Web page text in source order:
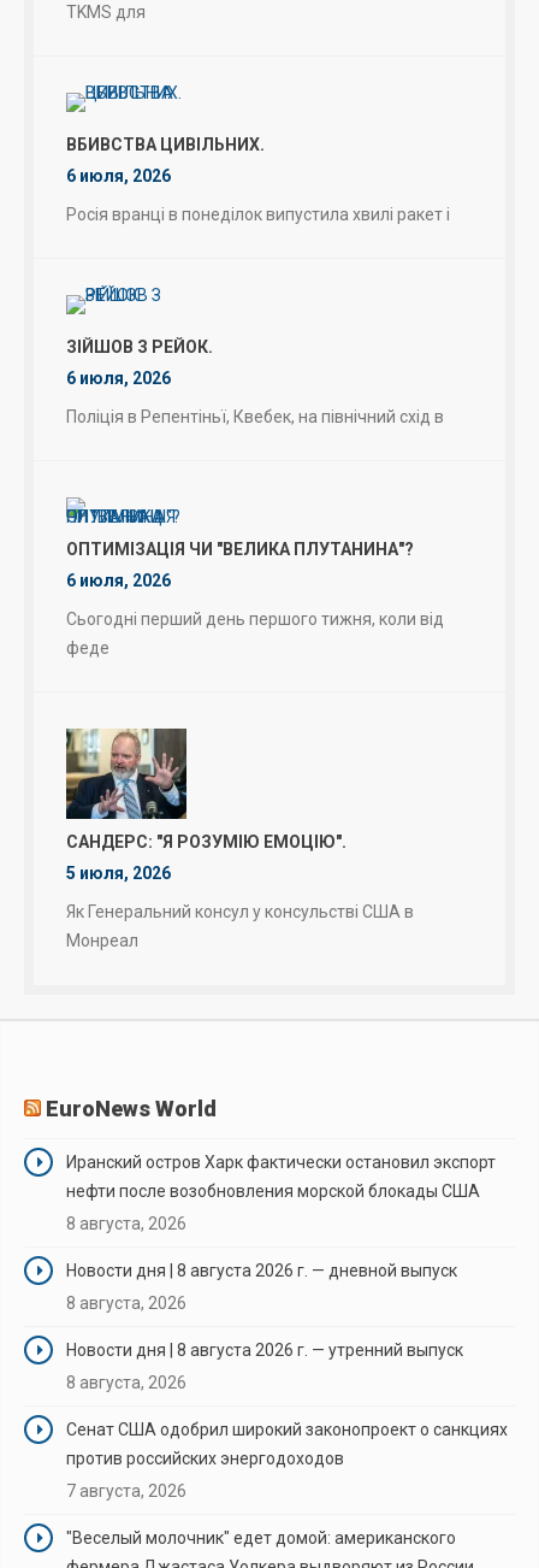
TKMS для
ВБИВСТВА ЦИВІЛЬНИХ.
6 июля, 2026
Росія вранці в понеділок випустила хвилі ракет і
ЗІЙШОВ З РЕЙОК.
6 июля, 2026
Поліція в Репентіньї, Квебек, на північний схід в
ОПТИМІЗАЦІЯ ЧИ "ВЕЛИКА ПЛУТАНИНА"?
6 июля, 2026
Сьогодні перший день першого тижня, коли від
феде
САНДЕРС: "Я РОЗУМІЮ ЕМОЦІЮ".
5 июля, 2026
Як Генеральний консул у консульстві США в
Монреал
EuroNews World
Иранский остров Харк фактически остановил экспорт
нефти после возобновления морской блокады США
8 августа, 2026
Новости дня | 8 августа 2026 г. — дневной выпуск
8 августа, 2026
Новости дня | 8 августа 2026 г. — утренний выпуск
8 августа, 2026
Сенат США одобрил широкий законопроект о санкциях
против российских энергодоходов
7 августа, 2026
"Веселый молочник" едет домой: американского